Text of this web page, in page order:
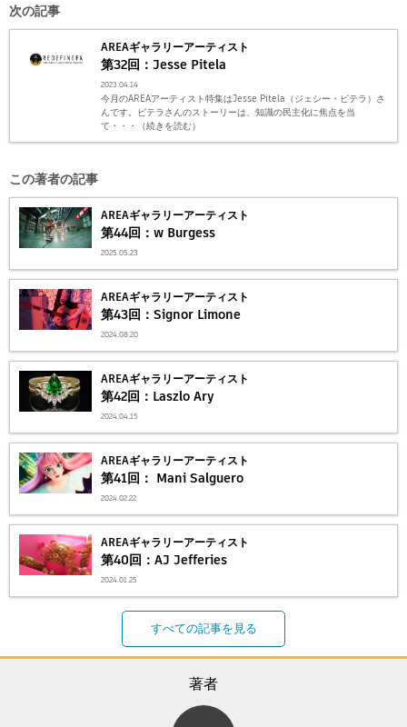
次の記事
AREAギャラリーアーティスト
第32回：Jesse Pitela
2023.04.14
今月のAREAアーティスト特集はJesse Pitela（ジェシー・ピテラ）さ
んです。ピテラさんのストーリーは、知識の民主化に焦点を当
て・・・（続きを読む）
この著者の記事
AREAギャラリーアーティスト
第44回：w Burgess
2025.05.23
AREAギャラリーアーティスト
第43回：Signor Limone
2024.08.20
AREAギャラリーアーティスト
第42回：Laszlo Ary
2024.04.15
AREAギャラリーアーティスト
第41回： Mani Salguero
2024.02.22
AREAギャラリーアーティスト
第40回：AJ Jefferies
2024.01.25
すべての記事を見る
著者